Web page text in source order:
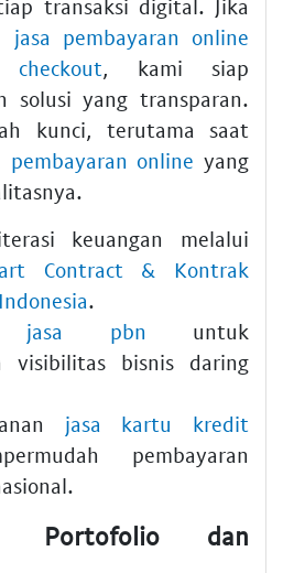
transaksi digital. Jika
jasa pembayaran online
, kami siap
solusi yang transparan.
kunci, terutama saat
pembayaran online yang
keuangan melalui
Contract & Kontrak
.
jasa pbn untuk
visibilitas bisnis daring
jasa kartu kredit
pembayaran
Portofolio dan